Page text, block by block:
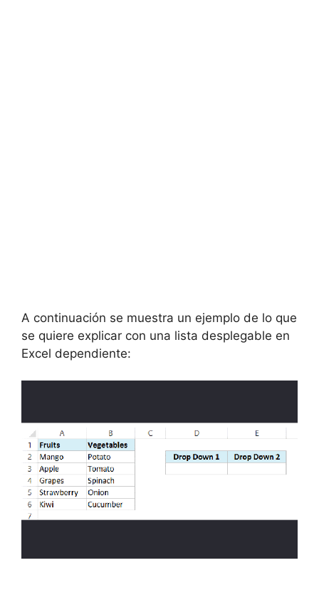
A continuación se muestra un ejemplo de lo que
se quiere explicar con una lista desplegable en
Excel dependiente: